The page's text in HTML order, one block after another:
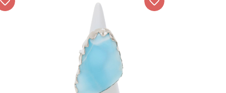
zorgen te maken over de grootte.
een paar maten, om je keuzevrijheid zoveel